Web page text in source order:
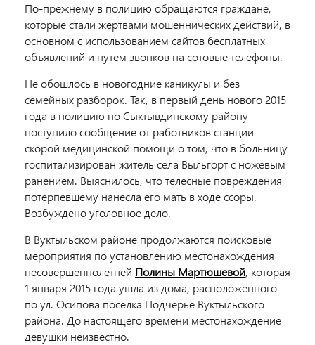
По-прежнему в полицию обращаются граждане,
которые стали жертвами мошеннических действий, в
основном с использованием сайтов бесплатных
объявлений и путем звонков на сотовые телефоны.
Не обошлось в новогодние каникулы и без
семейных разборок. Так, в первый день нового 2015
года в полицию по Сыктывдинскому району
поступило сообщение от работников станции
скорой медицинской помощи о том, что в больницу
госпитализирован житель села Выльгорт с ножевым
ранением. Выяснилось, что телесные повреждения
потерпевшему нанесла его мать в ходе ссоры.
Возбуждено уголовное дело.
В Вуктыльском районе продолжаются поисковые
мероприятия по установлению местонахождения
несовершеннолетней Полины Мартюшевой, которая
1 января 2015 года ушла из дома, расположенного
по ул. Осипова поселка Подчерье Вуктыльского
района. До настоящего времени местонахождение
девушки неизвестно.